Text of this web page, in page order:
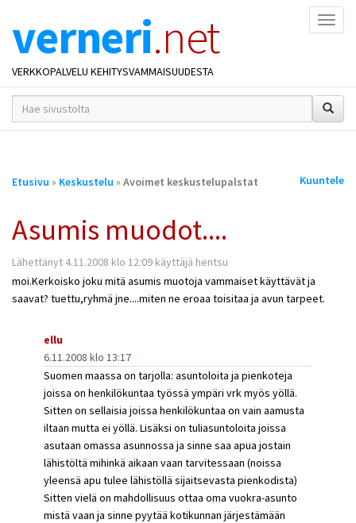
verneri.net
VERKKOPALVELU KEHITYSVAMMAISUUDESTA
hakusana(t)
*
Olet
Etusivu » Keskustelu » Avoimet keskustelupalstat Kuuntele
Asumis muodot....
Lähettänyt 4.11.2008 klo 12:09 käyttäjä hentsu
moi.Kerkoisko joku mitä asumis muotoja vammaiset käyttävät ja
saavat? tuettu,ryhmä jne....miten ne eroaa toisitaa ja avun tarpeet.
ellu
6.11.2008 klo 13:17
Suomen maassa on tarjolla: asuntoloita ja pienkoteja
joissa on henkilökuntaa työssä ympäri vrk myös yöllä.
Sitten on sellaisia joissa henkilökuntaa on vain aamusta
iltaan mutta ei yöllä. Lisäksi on tuliasuntoloita joissa
asutaan omassa asunnossa ja sinne saa apua jostain
lähistöltä mihinkä aikaan vaan tarvitessaan (noissa
yleensä apu tulee lähistöllä sijaitsevasta pienkodista)
Sitten vielä on mahdollisuus ottaa oma vuokra-asunto
mistä vaan ja sinne pyytää kotikunnan järjestämään